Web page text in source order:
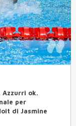
Azzurri ok.
per
di Jasmine